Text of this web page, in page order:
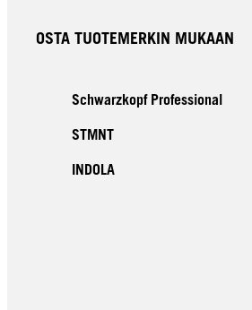
OSTA TUOTEMERKIN MUKAAN
Schwarzkopf Professional
STMNT
INDOLA